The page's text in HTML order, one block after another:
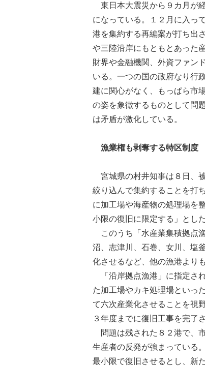
東日本大震災から９カ月が
になっている。１２月に入っ
港を集約する再編案が打ち出
や三陸沿岸にもともとあった
財界や金融機関、外資ファン
いる。一つの国の政府なり行
建に関心がなく、もっぱら市
の姿を象徴するものとして問
は矛盾が激化している。
漁業権も剥奪する特区制度
宮城県の村井知事は８日、
絞り込んで集約することを打
に加工場や海産物の処理場を
小限の復旧に限定する」とした
このうち「水産業集積拠点
沼、志津川、石巻、女川、塩
化させるなど、他の漁港より
「沿岸拠点漁港」に指定さ
た加工場やカキ処理場といっ
て六次産業化させることを視
３年度までに復旧工事を完了
問題は残された８２港で、
生産者の反発が強まっている
最小限で復旧させるとし、新